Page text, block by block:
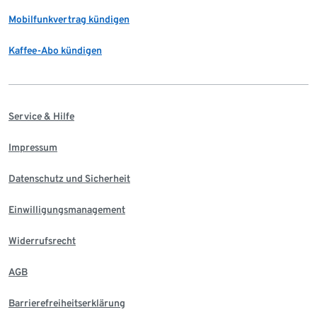
Mobilfunkvertrag kündigen
Kaffee-Abo kündigen
Service & Hilfe
Impressum
Datenschutz und Sicherheit
Einwilligungsmanagement
Widerrufsrecht
AGB
Barrierefreiheitserklärung